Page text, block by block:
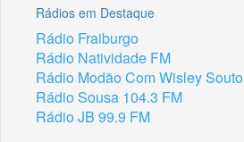
Rádios em Destaque
Rádio Fraiburgo
Rádio Natividade FM
Rádio Modão Com Wisley Souto
Rádio Sousa 104.3 FM
Rádio JB 99.9 FM